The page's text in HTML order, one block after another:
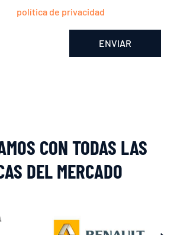
política de privacidad
ENVIAR
CON TODAS LAS
DEL MERCADO